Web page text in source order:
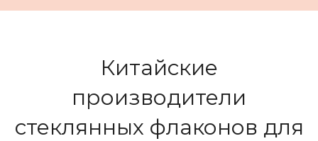
Китайские
производители
стеклянных флаконов для